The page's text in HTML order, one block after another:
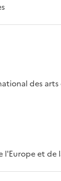
des
l'Europe et de